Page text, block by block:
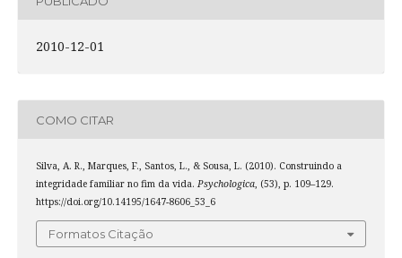
2010-12-01
COMO CITAR
Silva, A. R., Marques, F., Santos, L., & Sousa, L. (2010). Construindo a
integridade familiar no fim da vida. Psychologica, (53), p. 109–129.
https://doi.org/10.14195/1647-8606_53_6
Formatos Citação